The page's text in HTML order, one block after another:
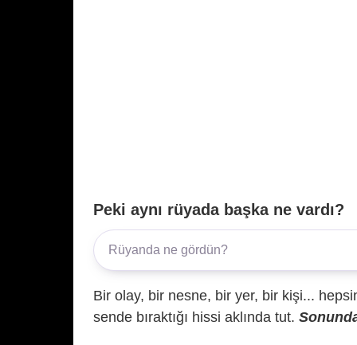
Peki aynı rüyada başka ne vardı?
Bir olay, bir nesne, bir yer, bir kişi...
sende bıraktığı hissi aklında tut.